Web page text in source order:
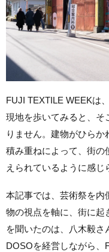
FUJI TEXTILE WEEKは
現地を歩いてみると、そ
りません。建物がひら
積み重ねによって、街の
えられているように感じ
本記事では、芸術祭を内
物の視点を軸に、街に起
を聞いたのは、八木毅さ
DOSOを経営しながら、